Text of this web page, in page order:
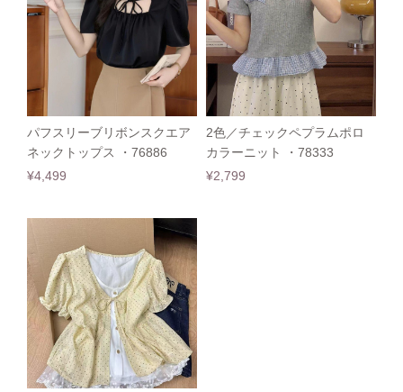
パフスリーブリボンスクエア
ネックトップス ・76886
¥4,499
2色／チェックペプラムポロ
カラーニット ・78333
¥2,799